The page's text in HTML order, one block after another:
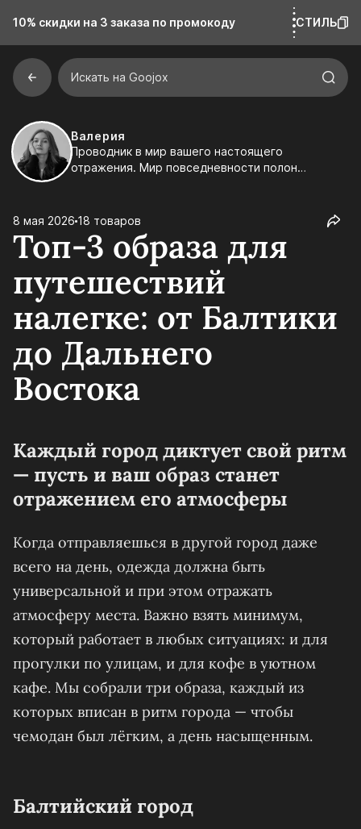
10% скидки на 3 заказа по промокоду СТИЛЬ
Искать на Goojox
Валерия
Проводник в мир вашего настоящего
отражения. Мир повседневности полон
— попытка интерпретации реальности. Иногда
на пути достаточно одного намёка, чтобы шаг
стал увереннее.
8 мая 2026 18 товаров
Топ-3 образа для
путешествий
налегке: от Балтики
до Дальнего
Востока
Каждый город диктует свой ритм
— пусть и ваш образ станет
отражением его атмосферы
Когда отправляешься в другой город даже
всего на день, одежда должна быть
универсальной и при этом отражать
атмосферу места. Важно взять минимум,
который работает в любых ситуациях: и для
прогулки по улицам, и для кофе в уютном
кафе. Мы собрали три образа, каждый из
которых вписан в ритм города — чтобы
чемодан был лёгким, а день насыщенным.
Балтийский город